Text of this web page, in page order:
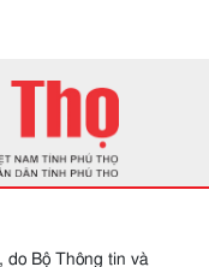
do Bộ Thông tin và